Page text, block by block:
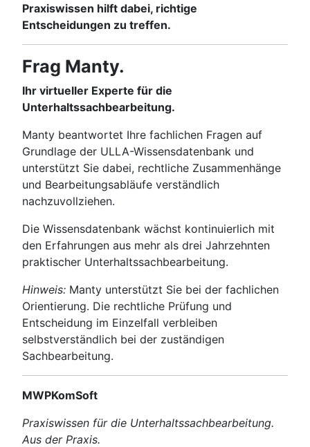
Praxiswissen hilft dabei, richtige
Entscheidungen zu treffen.
Frag Manty.
Ihr virtueller Experte für die
Unterhaltssachbearbeitung.
Manty beantwortet Ihre fachlichen Fragen auf
Grundlage der ULLA-Wissensdatenbank und
unterstützt Sie dabei, rechtliche Zusammenhänge
und Bearbeitungsabläufe verständlich
nachzuvollziehen.
Die Wissensdatenbank wächst kontinuierlich mit
den Erfahrungen aus mehr als drei Jahrzehnten
praktischer Unterhaltssachbearbeitung.
Hinweis: Manty unterstützt Sie bei der fachlichen
Orientierung. Die rechtliche Prüfung und
Entscheidung im Einzelfall verbleiben
selbstverständlich bei der zuständigen
Sachbearbeitung.
MWPKomSoft
Praxiswissen für die Unterhaltssachbearbeitung.
Aus der Praxis.